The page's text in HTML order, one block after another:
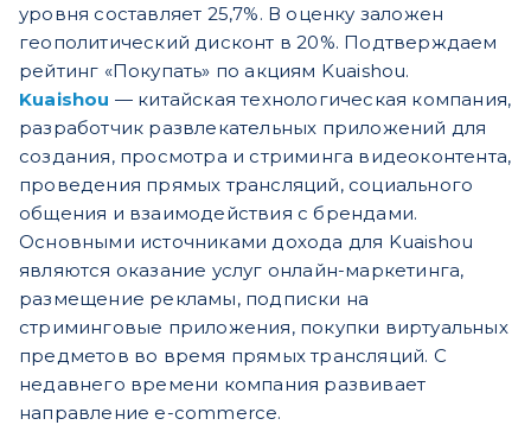
уровня составляет 25,7%. В оценку заложен
геополитический дисконт в 20%. Подтверждаем
рейтинг «Покупать» по акциям Kuaishou.
Kuaishou — китайская технологическая компания,
разработчик развлекательных приложений для
создания, просмотра и стриминга видеоконтента,
проведения прямых трансляций, социального
общения и взаимодействия с брендами.
Основными источниками дохода для Kuaishou
являются оказание услуг онлайн-маркетинга,
размещение рекламы, подписки на
стриминговые приложения, покупки виртуальных
предметов во время прямых трансляций. С
недавнего времени компания развивает
направление e-commerce.